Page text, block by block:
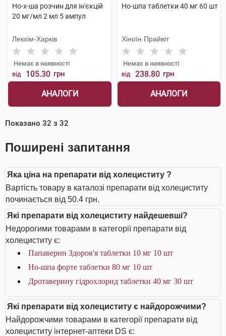
Но-х-ша розчин для ін'єкцій
20 мг/мл 2 мл 5 ампул
Лекхім-Харків
Немає в наявності
від 105.30 грн
АНАЛОГИ
Но-шпа таблетки 40 мг 60 шт
Хіноїн Прайвіт
Немає в наявності
від 238.80 грн
АНАЛОГИ
Показано 32 з 32
Поширені запитання
Яка ціна на препарати від холециститу ?
Вартість товару в каталозі препарати від холециститу
починається від 50.4 грн.
Які препарати від холециститу найдешевші?
Недорогими товарами в категорії препарати від
холециститу є:
Папаверин Здоров'я таблетки 10 мг 10 шт
Но-шпа форте таблетки 80 мг 10 шт
Дротаверину гідрохлорид таблетки 40 мг 30 шт
Які препарати від холециститу є найдорожчими?
Найдорожчими товарами в категорії препарати від
холециститу інтернет-аптеки DS є: